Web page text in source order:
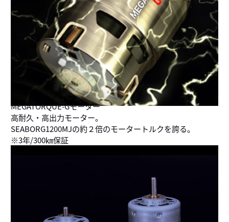
MEGATORQUE-Gモーター
高耐久・高出力モーター。
SEABORG1200MJの約２倍のモータートルクを誇る。
※3年/300㎞保証